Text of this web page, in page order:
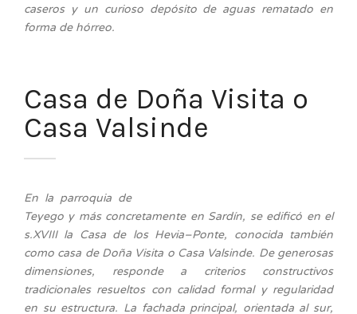
caseros y un curioso depósito de aguas rematado en
forma de hórreo.
Casa de Doña Visita o
Casa Valsinde
En la parroquia de
Teyego y más concretamente en Sardín, se edificó en el
s.XVIII la Casa de los Hevia–Ponte, conocida también
como casa de Doña Visita o Casa Valsinde. De generosas
dimensiones, responde a criterios constructivos
tradicionales resueltos con calidad formal y regularidad
en su estructura. La fachada principal, orientada al sur,